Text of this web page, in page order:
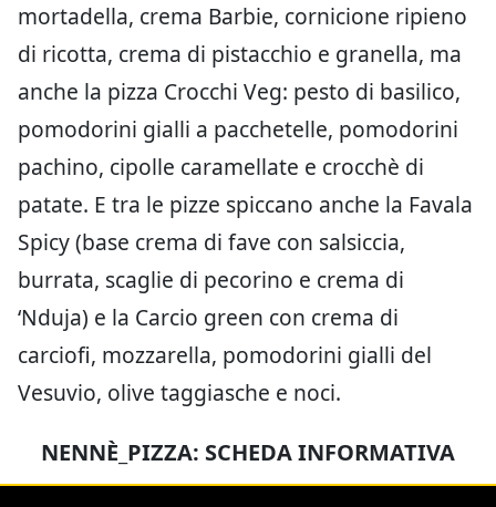
mortadella, crema Barbie, cornicione ripieno
di ricotta, crema di pistacchio e granella, ma
anche la pizza Crocchi Veg: pesto di basilico,
pomodorini gialli a pacchetelle, pomodorini
pachino, cipolle caramellate e crocchè di
patate. E tra le pizze spiccano anche la Favala
Spicy (base crema di fave con salsiccia,
burrata, scaglie di pecorino e crema di
‘Nduja) e la Carcio green con crema di
carciofi, mozzarella, pomodorini gialli del
Vesuvio, olive taggiasche e noci.
NENNÈ_PIZZA: SCHEDA INFORMATIVA